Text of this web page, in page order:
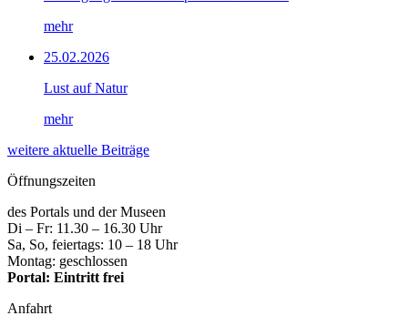
mehr
25.02.2026
Lust auf Natur
mehr
weitere aktuelle Beiträge
Öffnungszeiten
des Portals und der Museen
Di – Fr: 11.30 – 16.30 Uhr
Sa, So, feiertags: 10 – 18 Uhr
Montag: geschlossen
Portal: Eintritt frei
Anfahrt